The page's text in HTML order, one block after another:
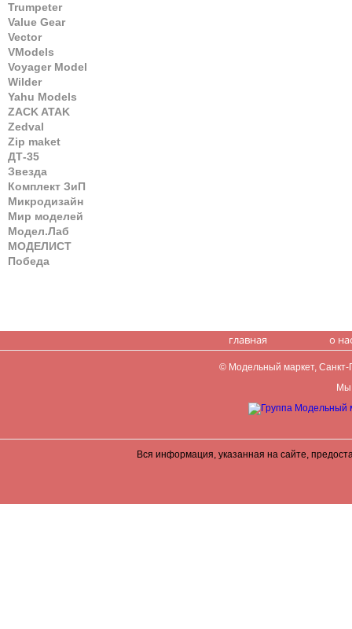
Trumpeter
Value Gear
Vector
VModels
Voyager Model
Wilder
Yahu Models
ZACK ATAK
Zedval
Zip maket
ДТ-35
Звезда
Комплект ЗиП
Микродизайн
Мир моделей
Модел.Лаб
МОДЕЛИСТ
Победа
главная о
© Модельный маркет, Санкт-
Мы
Вся информация, указанная на сайте,